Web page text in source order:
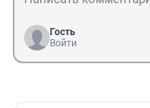
Гость
Войти